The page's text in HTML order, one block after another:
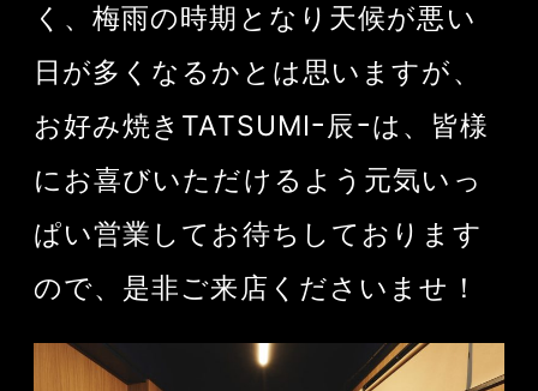
く、梅雨の時期となり天候が悪い
日が多くなるかとは思いますが、
お好み焼きTATSUMIｰ辰ｰは、皆様
にお喜びいただけるよう元気いっ
ぱい営業してお待ちしております
ので、是非ご来店くださいませ！